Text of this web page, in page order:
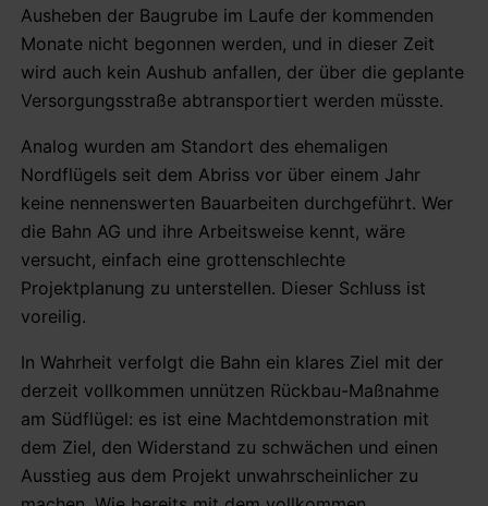
Ausheben der Baugrube im Laufe der kommenden
Monate nicht begonnen werden, und in dieser Zeit
wird auch kein Aushub anfallen, der über die geplante
Versorgungsstraße abtransportiert werden müsste.
Analog wurden am Standort des ehemaligen
Nordflügels seit dem Abriss vor über einem Jahr
keine nennenswerten Bauarbeiten durchgeführt. Wer
die Bahn AG und ihre Arbeitsweise kennt, wäre
versucht, einfach eine grottenschlechte
Projektplanung zu unterstellen. Dieser Schluss ist
voreilig.
In Wahrheit verfolgt die Bahn ein klares Ziel mit der
derzeit vollkommen unnützen Rückbau-Maßnahme
am Südflügel: es ist eine Machtdemonstration mit
dem Ziel, den Widerstand zu schwächen und einen
Ausstieg aus dem Projekt unwahrscheinlicher zu